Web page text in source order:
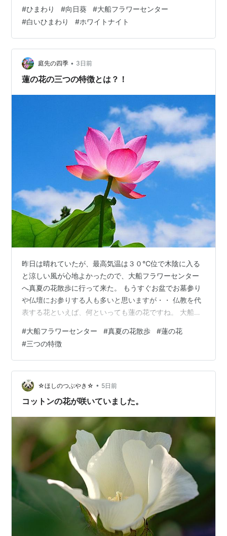
が、”サンキング”と書いてありました。 使用カメラ・レ
ンズ：Nikon Z7 NIKKOR Z 24-120mm F4 S ＆ NIKKOR
Z 100-400mm F4.5-5.6 VR S 今日もご覧いただき、あ
りがとうございました。 ランキングに参加しています。
下のバナーをクリック…
#ひまわり #向日葵 #大船フラワーセンター
#白いひまわり #ホワイトナイト
庭先の四季 • 3日前
蓮の花の三つの特徴とは？！
昨日は晴れていたが、最高気温は３０℃位で木陰に入る
と涼しい風が心地よかったので、大船フラワーセンター
へ真夏の花散歩に行って来た。 もうすぐお盆でお墓参り
や仏壇にお参りする人も多いと思いますが・・ 仏教を代
表する花といえば、何といっても蓮の花ですね。 大船フ
は、泥水の中から生じて清浄な美しい花を咲かせる姿が
仏の智慧や慈悲の象徴とされている。 泥の中に生まれて
も、その花は泥に染まらない事から昔から珍重されてき
ました。 小林正観さんの心に響く言葉によれば、蓮の花
には三つの特徴があるそうです。 小林正観著『幸せの宇
宙構造』弘園社より抜粋 1，花果同時（…
#大船フラワーセンター #真夏の花散歩 #蓮の花
#三つの特徴
☆ほしのつぶやき☆ • 5日前
コットンの花が咲いていました。